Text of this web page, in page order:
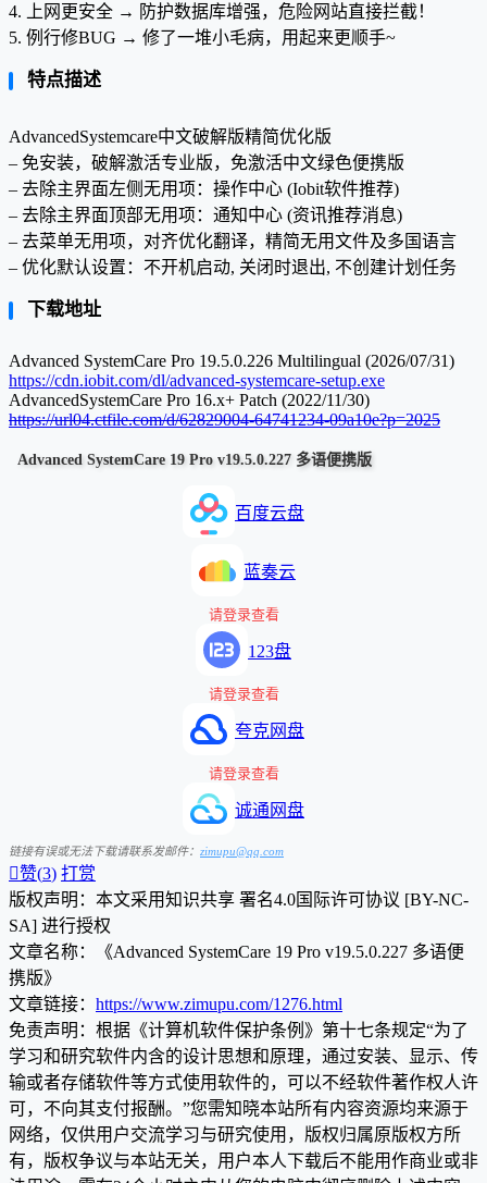
4. 上网更安全 → 防护数据库增强，危险网站直接拦截！
5. 例行修BUG → 修了一堆小毛病，用起来更顺手~
特点描述
AdvancedSystemcare中文破解版精简优化版
– 免安装，破解激活专业版，免激活中文绿色便携版
– 去除主界面左侧无用项：操作中心 (Iobit软件推荐)
– 去除主界面顶部无用项：通知中心 (资讯推荐消息)
– 去菜单无用项，对齐优化翻译，精简无用文件及多国语言
– 优化默认设置：不开机启动, 关闭时退出, 不创建计划任务
下载地址
Advanced SystemCare Pro 19.5.0.226 Multilingual (2026/07/31)
https://cdn.iobit.com/dl/advanced-systemcare-setup.exe
AdvancedSystemCare Pro 16.x+ Patch (2022/11/30)
https://url04.ctfile.com/d/62829004-64741234-09a10e?p=2025
Advanced SystemCare 19 Pro v19.5.0.227 多语便携版
百度云盘
蓝奏云
请登录查看
123盘
请登录查看
夸克网盘
请登录查看
诚通网盘
链接有误或无法下载请联系发邮件： zimupu@qq.com
赞(3) 打赏
版权声明：本文采用知识共享 署名4.0国际许可协议 [BY-NC-
SA] 进行授权
文章名称：《Advanced SystemCare 19 Pro v19.5.0.227 多语便
携版》
文章链接： https://www.zimupu.com/1276.html
免责声明：根据《计算机软件保护条例》第十七条规定“为了
学习和研究软件内含的设计思想和原理，通过安装、显示、传
输或者存储软件等方式使用软件的，可以不经软件著作权人许
可，不向其支付报酬。”您需知晓本站所有内容资源均来源于
网络，仅供用户交流学习与研究使用，版权归属原版权方所
有，版权争议与本站无关，用户本人下载后不能用作商业或非